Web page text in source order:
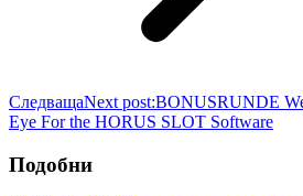
СледващаNext post:BONUSRUNDE
Eye For the HORUS SLOT Software
Подобни